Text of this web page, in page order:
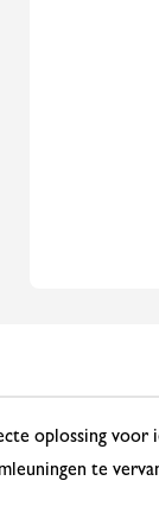
oplossing
te